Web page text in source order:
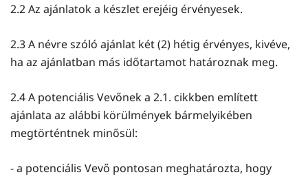
2.2 Az ajánlatok a készlet erejéig érvényesek.
2.3 A névre szóló ajánlat két (2) hétig érvényes, kivéve,
ha az ajánlatban más időtartamot határoznak meg.
2.4 A potenciális Vevőnek a 2.1. cikkben említett
ajánlata az alábbi körülmények bármelyikében
megtörténtnek minősül:
- a potenciális Vevő pontosan meghatározta, hogy